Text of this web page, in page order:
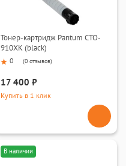
Тонер-картридж Pantum CTO-
910XK (black)
0 (0 отзывов)
17 400 ₽
Купить в 1 клик
В наличии